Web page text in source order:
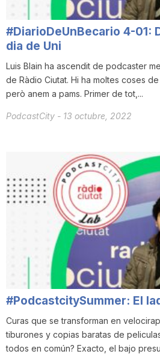
#DiarioDeUnBecario 4-01:
dia de Uni
Luis Blain ha ascendit de podcaster
de Ràdio Ciutat. Hi ha moltes coses
però anem a pams. Primer de tot,...
PodcastCity - 13 octubre, 2022
#PodcastcitySummer: El
Curas que se transforman en
tiburones y copias baratas de
todos en común? Exacto, el bajo